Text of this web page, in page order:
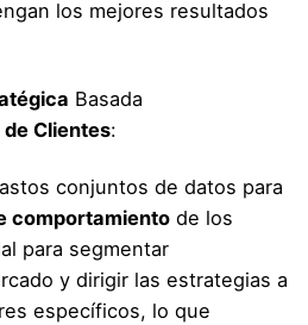
los mejores resultados
Basada
Clientes:
conjuntos de datos para
comportamiento de los
para segmentar
y dirigir las estrategias a
específicos, lo que